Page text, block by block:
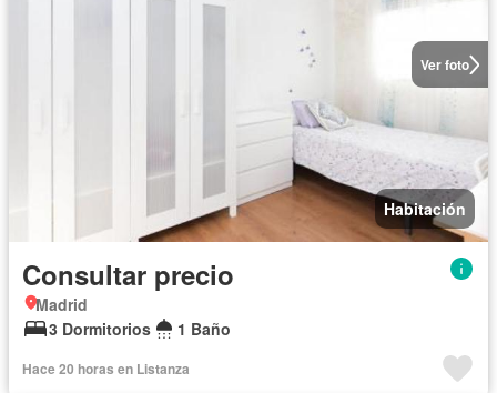
Ver foto
Habitación
Consultar precio
Madrid
3 Dormitorios
1 Baño
Hace 20 horas en Listanza